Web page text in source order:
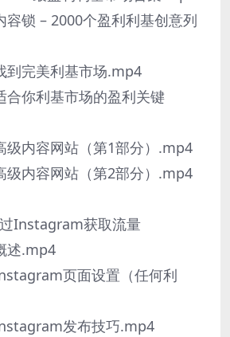
– 2000个盈利利基创意列
美利基市场.mp4
利基市场的盈利关键
容网站（第1部分）.mp4
容网站（第2部分）.mp4
获取流量
.mp4
页面设置（任何利
发布技巧.mp4